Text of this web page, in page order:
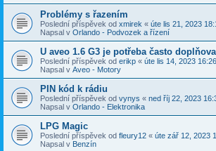
Problémy s řazením
Poslední příspěvek od xmirek « úte lis 21, 2023
Napsal v Orlando - Podvozek a řízení
U aveo 1.6 G3 je potřeba často
Poslední příspěvek od erikp « úte lis 14, 2023 16:26
Napsal v Aveo - Motory
PIN kód k rádiu
Poslední příspěvek od vynys « ned říj 22, 2023
Napsal v Orlando - Elektronika
LPG Magic
Poslední příspěvek od fleury12 « úte zář 12, 2023
Napsal v Benzín